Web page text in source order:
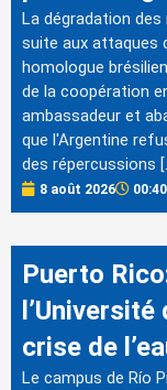
La dégradation
suite aux attaques
homologue
de la coopération
ambassadeur et
que l'Argentine
des répercussions
8 août 2026 00:40
Puerto
crise de
Le campus de Río